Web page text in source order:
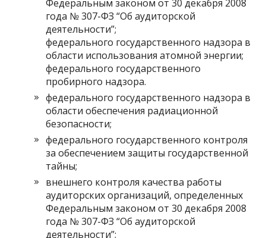
Федеральным законом от 30 декабря 2008
года № 307-ФЗ “Об аудиторской
деятельности”;
федерального государственного надзора в
области использования атомной энергии;
федерального государственного
пробирного надзора.
федерального государственного надзора в
области обеспечения радиационной
безопасности;
федерального государственного контроля
за обеспечением защиты государственной
тайны;
внешнего контроля качества работы
аудиторских организаций, определенных
Федеральным законом от 30 декабря 2008
года № 307-ФЗ “Об аудиторской
деятельности”;